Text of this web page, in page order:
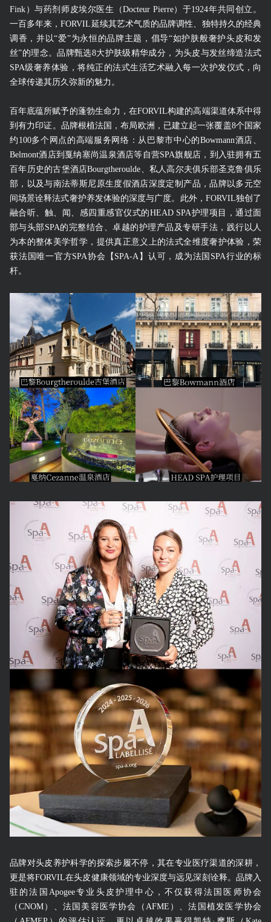
Fink）与药剂师皮埃尔医生（Docteur Pierre）于1924年共同创立。
一百多年来，FORVIL延续其艺术气质的品牌调性、独特持久的经典
调香，并以“爱”为永恒的品牌主题，倡导“如护肤般奢护头皮和发
丝”的理念。品牌甄选8大护肤级精华成分，为头皮与发丝缔造法式
SPA级奢养体验，将纯正的法式生活艺术融入每一次护发仪式，向
全球传递其历久弥新的魅力。
百年底蕴所赋予的蓬勃生命力，在FORVIL构建的高端渠道体系中得
到有力印证。品牌根植法国，布局欧洲，已建立起一张覆盖8个国家
约100多个网点的高端服务网络：从巴黎市中心的Bowmann酒店、
Belmont酒店到戛纳塞尚温泉酒店等自营SPA旗舰店，到入驻拥有五
百年历史的古堡酒店Bourgtheroulde、私人高尔夫俱乐部圣克鲁俱乐
部，以及与南法蒂斯尼原生度假酒店深度定制产品，品牌以多元空
间场景诠释法式奢护养发体验的深度与广度。此外，FORVIL独创了
融合听、触、闻、感四重感官仪式的HEAD SPA护理项目，通过面
部与头部SPA的完整结合、卓越的护理产品及专研手法，践行以人
为本的整体美学哲学，提供真正意义上的法式全维度奢护体验，荣
获法国唯一官方SPA协会【SPA-A】认可，成为法国SPA行业的标
杆。
品牌对头皮养护科学的探索步履不停，其在专业医疗渠道的深耕，
更是将FORVIL在头皮健康领域的专业深度与远见深刻诠释。品牌入
驻的法国Apogee专业头皮护理中心，不仅获得法国医师协会
（CNOM）、法国美容医学协会（AFME）、法国植发医学协会